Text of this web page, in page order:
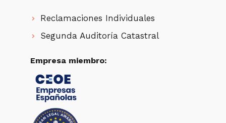
Reclamaciones Individuales
Segunda Auditoría Catastral
Empresa miembro: